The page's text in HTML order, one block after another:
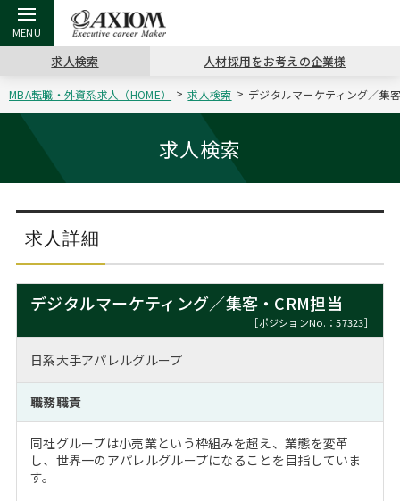
戻る
アクシアムの特長
戻る
コンサ
サービス案内
戻る
キャリ
コンサルタントの紹介
戻る
キャリア支援 TOP
キャリアデザイン講座
（最新求人市場動向）
戻る
MBAの
おわり
ステージ別アドバイス
MBAの転職事例
MBAからのFAQ
MBA留学生数の推移
戻る
日本か
MBAを生かす求人特集
戻る
転職ツール TOP
英文レジュメの書き方
戻る
パワー
職務経歴書の書き方
外資系／面接攻略のコツ
戻る
転職コラム TOP
“展”職相談室
転職市場の明日をよめ
キャリアに効く一冊
注目企業インタビュー
戻る
イベント・セミナー TOP
ジョブフェア
キャリアデザインセミナー
プロ経営者の特別セミナー
Career Talk Live
MBA NETWORKING
戻る
会社概要 TOP
沿革
主なクライアント
パブリシティ
ニュースリリース
求人検索 人材採用をお考えの企業様
MBA転職・外資系求人（HOME） 求人検索 デジタルマーケティング／集
求人検索
求人詳細
デジタルマーケティング／集客・CRM担当
［ポジションNo.：57323］
日系大手アパレルグループ
職務職責
同社グループは小売業という枠組みを超え、業態を変革
し、世界一のアパレルグループになることを目指していま
す。